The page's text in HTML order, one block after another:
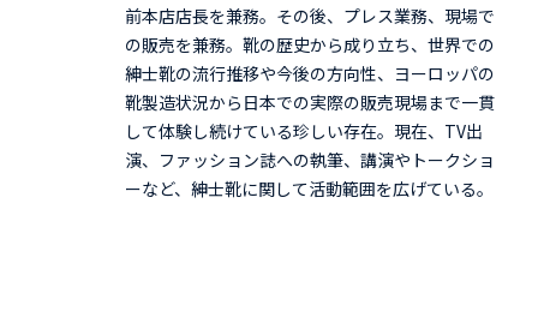
前本店店長を兼務。その後、プレス業務、現場で
の販売を兼務。靴の歴史から成り立ち、世界での
紳士靴の流行推移や今後の方向性、ヨーロッパの
靴製造状況から日本での実際の販売現場まで一貫
して体験し続けている珍しい存在。現在、TV出
演、ファッション誌への執筆、講演やトークショ
ーなど、紳士靴に関して活動範囲を広げている。